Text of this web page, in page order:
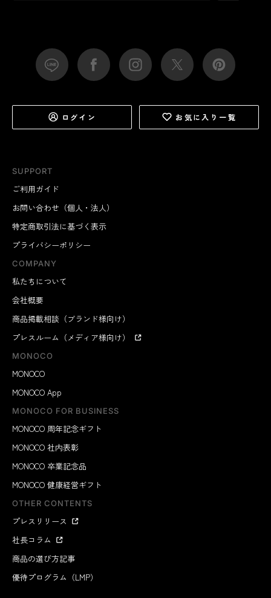
SUPPORT
ご利用ガイド
お問い合わせ（個人・法人）
特定商取引法に基づく表示
プライバシーポリシー
COMPANY
私たちについて
会社概要
商品掲載相談（ブランド様向け）
プレスルーム（メディア様向け）
MONOCO
MONOCO
MONOCO App
MONOCO FOR BUSINESS
MONOCO 周年記念ギフト
MONOCO 社内表彰
MONOCO 卒業記念品
MONOCO 健康経営ギフト
OTHER CONTENTS
プレスリリース
社長コラム
商品の選び方記事
優待プログラム（LMP）
ログイン お気に入り一覧